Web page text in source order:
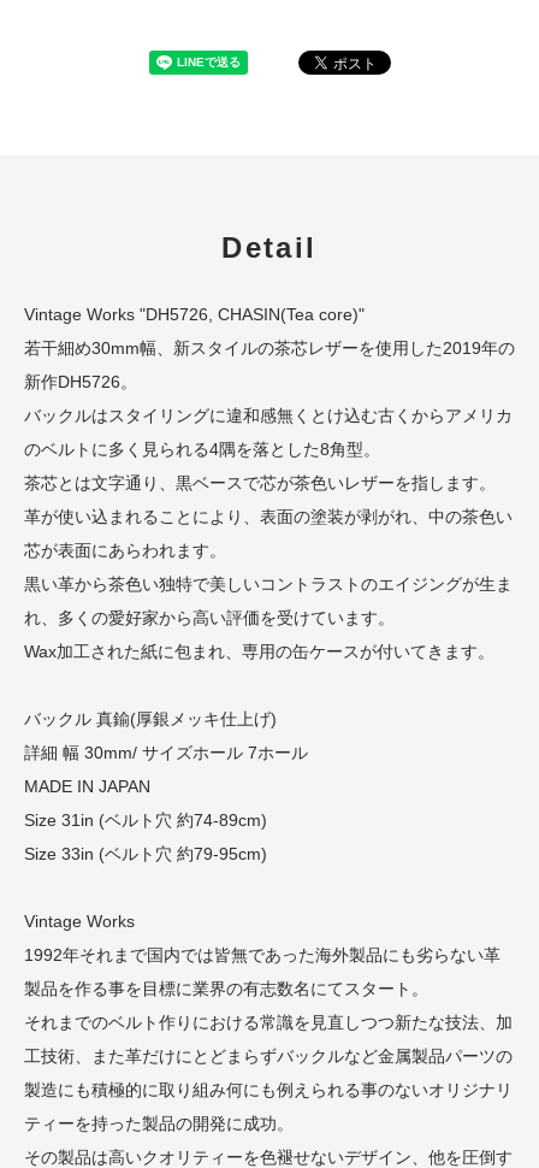
Detail
Vintage Works "DH5726, CHASIN(Tea core)"
若干細め30mm幅、新スタイルの茶芯レザーを使用した2019年の
新作DH5726。
バックルはスタイリングに違和感無くとけ込む古くからアメリカ
のベルトに多く見られる4隅を落とした8角型。
茶芯とは文字通り、黒ベースで芯が茶色いレザーを指します。
革が使い込まれることにより、表面の塗装が剥がれ、中の茶色い
芯が表面にあらわれます。
黒い革から茶色い独特で美しいコントラストのエイジングが生ま
れ、多くの愛好家から高い評価を受けています。
Wax加工された紙に包まれ、専用の缶ケースが付いてきます。
バックル 真鍮(厚銀メッキ仕上げ)
詳細 幅 30mm/ サイズホール 7ホール
MADE IN JAPAN
Size 31in (ベルト穴 約74-89cm)
Size 33in (ベルト穴 約79-95cm)
Vintage Works
1992年それまで国内では皆無であった海外製品にも劣らない革
製品を作る事を目標に業界の有志数名にてスタート。
それまでのベルト作りにおける常識を見直しつつ新たな技法、加
工技術、また革だけにとどまらずバックルなど金属製品パーツの
製造にも積極的に取り組み何にも例えられる事のないオリジナリ
ティーを持った製品の開発に成功。
その製品は高いクオリティーを色褪せないデザイン、他を圧倒す